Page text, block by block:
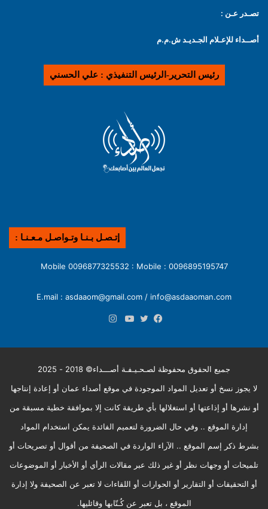
تصـدر عـن :
أصــداء للإعـلام الجـديـد ش.م.م
رئيس التحرير-الرئيس التنفيذي : علي الحسني
إتـصـل بـنـا وتـواصـل مـعـنـا :
0096895195747 : Mobile 0096877325532 : Mobile
E.mail : asdaaom@gmail.com / info@asdaaoman.com
جميع الحقوق محفوظة لصـحـيـفـة أصـــداء© 2018 - 2025
لا يجوز نسخ أو تعديل المواد الموجودة في موقع أصداء عمان أو إعادة إنتاجها
أو نشرها أو إذاعتها أو استغلالها بأي طريقة كانت إلا بموافقة خطية مسبقة من
إدارة الموقع .. وفي حال الضرورة لتعميم الفائدة يمكن استخدام المواد
بشرط ذكر إسم الموقع .. الآراء الواردة في الصحيفة من أقوال أو تصريحات أو
تلميحات أو وجهات نظر أو غير ذلك عبر مقالات الرأي أو الأخبار أو الموضوعات
أو التحقيقات أو التقارير أو الحوارات أو اللقاءات لا تعبر عن الصحيفة ولا إدارة
الموقع ، بل تعبر عن كُـتّابها وقائليها.